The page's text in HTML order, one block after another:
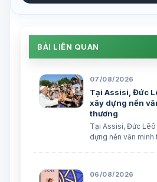
BÀI LIÊN QUAN
07/08/2026
Tại Assisi, Đức
xây dựng nền
thương
Tại Assisi, Đức Lêô
dựng nền văn minh
06/08/2026